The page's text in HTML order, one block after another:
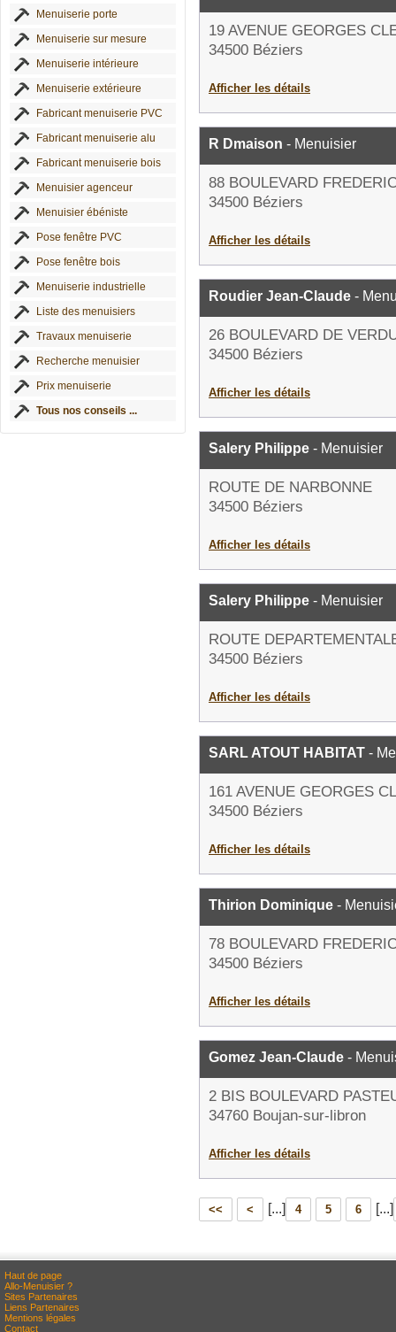
Menuiserie porte
Menuiserie sur mesure
Menuiserie intérieure
Menuiserie extérieure
Fabricant menuiserie PVC
Fabricant menuiserie alu
Fabricant menuiserie bois
Menuisier agenceur
Menuisier ébéniste
Pose fenêtre PVC
Pose fenêtre bois
Menuiserie industrielle
Liste des menuisiers
Travaux menuiserie
Recherche menuisier
Prix menuiserie
Tous nos conseils ...
19 AVENUE GEORGES
34500 Béziers
Afficher les détails
R Dmaison - Menuisier
88 BOULEVARD
34500 Béziers
Afficher les détails
Roudier Jean-Claude -
26 BOULEVARD DE
34500 Béziers
Afficher les détails
Salery Philippe - Menuisier
ROUTE DE NARBONNE
34500 Béziers
Afficher les détails
Salery Philippe - Menuisier
ROUTE
34500 Béziers
Afficher les détails
SARL ATOUT HABITAT -
161 AVENUE GEORGES
34500 Béziers
Afficher les détails
Thirion Dominique -
78 BOULEVARD
34500 Béziers
Afficher les détails
Gomez Jean-Claude -
2 BIS BOULEVARD
34760 Boujan-sur-libron
Afficher les détails
<< < [...] 4 5 6 [...]
Haut de page
Allo-Menuisier ?
Sites Partenaires
Liens Partenaires
Mentions légales
Contact